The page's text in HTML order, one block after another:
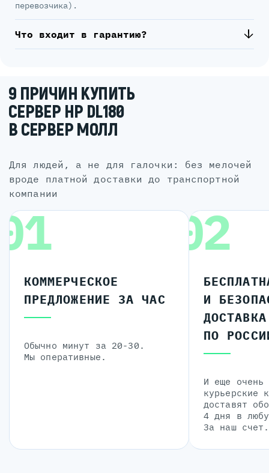
перевозчика).
Что входит в гарантию?
9 ПРИЧИН КУПИТЬ
СЕРВЕР HP DL180
В СЕРВЕР МОЛЛ
для людей, а не для галочки: без мелочей
вроде платной доставки до транспортной
компании
КОММЕРЧЕСКОЕ
ПРЕДЛОЖЕНИЕ ЗА ЧАС
Обычно минут за 20-30.
Мы оперативные.
02
И
ДОСТАВКА
ПО
И еще очень
курьерские
доставят
4 дня в
За наш счет.